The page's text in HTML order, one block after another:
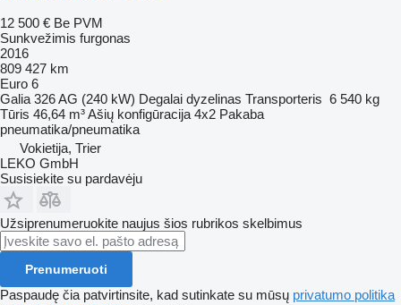
12 500 € Be PVM
Sunkvežimis furgonas
2016
809 427 km
Euro 6
Galia 326 AG (240 kW) Degalai dyzelinas Transporteris 6 540 kg
Tūris 46,64 m³Ašių konfigūracija 4x2 Pakaba
pneumatika/pneumatika
Vokietija, Trier
LEKO GmbH
Susisiekite su pardavėju
Užsiprenumeruokite naujus šios rubrikos skelbimus
Prenumeruoti
Paspaudę čia patvirtinsite, kad sutinkate su mūsų privatumo politika